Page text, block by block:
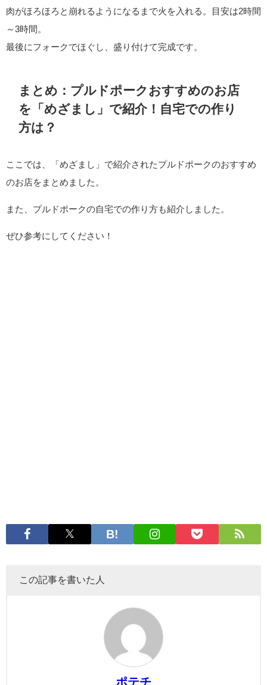
肉がほろほろと崩れるようになるまで火を入れる。目安は2時間
～3時間。
最後にフォークでほぐし、盛り付けて完成です。
まとめ：プルドポークおすすめのお店
を「めざまし」で紹介！自宅での作り
方は？
ここでは、「めざまし」で紹介されたプルドポークのおすすめ
のお店をまとめました。
また、プルドポークの自宅での作り方も紹介しました。
ぜひ参考にしてください！
この記事を書いた人
ポテチ